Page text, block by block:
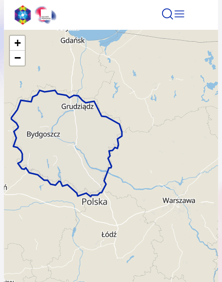
Znajdź atrakcję Znajdź artykuł Znajdź
Znajdź atrakcję
Nazwa atrakcji
Miasto
Kategoria
Wyszukaj
+
−